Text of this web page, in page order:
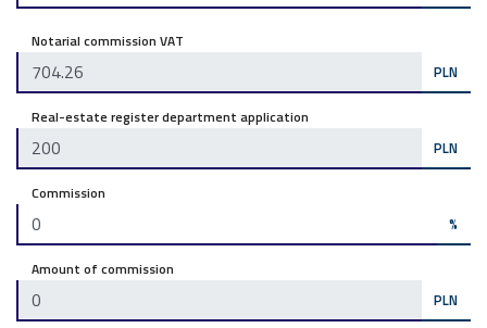
Notarial commission VAT
PLN
Real-estate register department application
PLN
Commission
%
Amount of commission
PLN